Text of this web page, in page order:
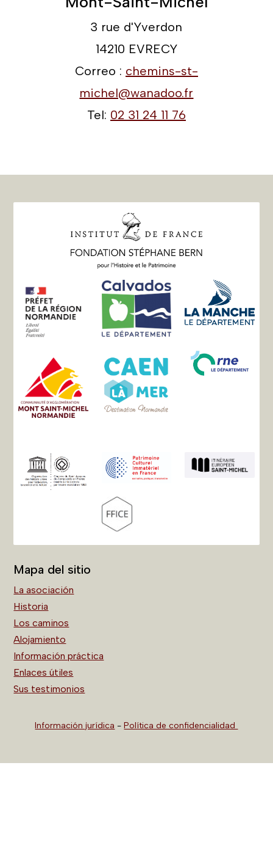
3 rue d'Yverdon
14210 EVRECY
Correo : chemins-st-
michel@wanadoo.fr
Tel: 02 31 24 11 76
Mapa del sitio
La asociación
Historia
Los caminos
Alojamiento
Información práctica
Enlaces útiles
Sus testimonios
Información jurídica -Política de confidencialidad